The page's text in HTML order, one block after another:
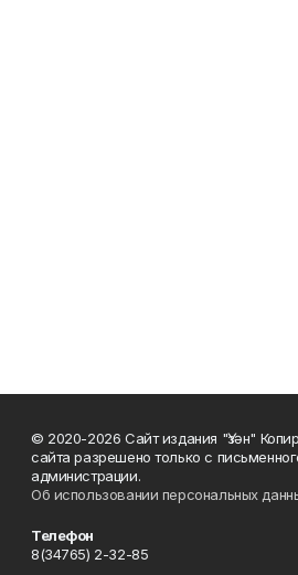
© 2020-2026 Сайт издания "Үзән"
сайта разрешено только с
администрации.
Об использовании персональных
Телефон
8(34765) 2-32-85